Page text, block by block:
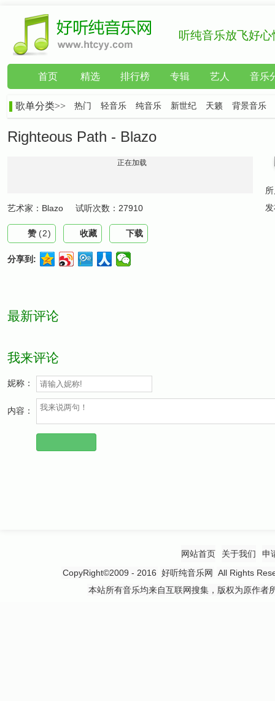
听纯音乐放飞好心
首页 精选 排行榜 专辑 艺人 音乐
歌单分类>> 热门 轻音乐 纯音乐 新世纪 天籁 背景音乐
Righteous Path - Blazo
正在加载
艺术家： Blazo 试听次数： 27910
赞 (2) 收藏 下载
分享到:
最新评论
我来评论
妮称：
内容：
网站首页 关于我们
申
CopyRight©2009 - 2016 好听纯音乐网
All Rights
本站所有音乐均来自互联网搜集，版权为原作者